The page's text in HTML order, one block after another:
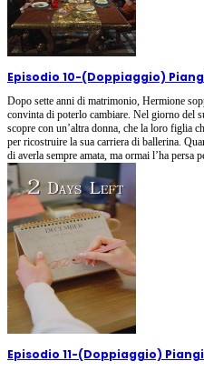
Episodio 10-(Doppiaggio)
Dopo sette anni di matrimonio, Hermione
convinta di poterlo cambiare. Nel giorno del
scopre con un’altra donna, che la loro figlia
per ricostruire la sua carriera di ballerina.
di averla sempre amata, ma ormai l’ha persa
Episodio 11-(Doppiaggio) Piangi